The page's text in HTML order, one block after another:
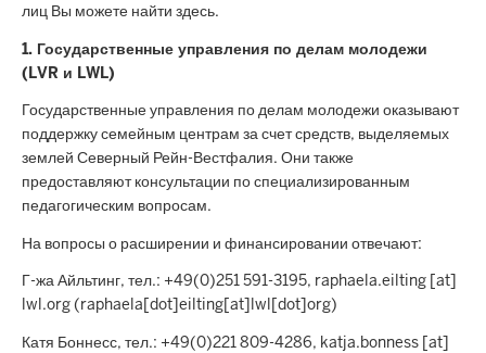
лиц Вы можете найти здесь.
1. Государственные управления по делам молодежи
(LVR и LWL)
Государственные управления по делам молодежи оказывают
поддержку семейным центрам за счет средств, выделяемых
землей Северный Рейн-Вестфалия. Они также
предоставляют консультации по специализированным
педагогическим вопросам.
На вопросы о расширении и финансировании отвечают:
Г-жа Айльтинг, тел.: +49(0)251 591-3195, raphaela.eilting [at]
lwl.org (raphaela[dot]eilting[at]lwl[dot]org)
Катя Боннесс, тел.: +49(0)221 809-4286, katja.bonness [at]